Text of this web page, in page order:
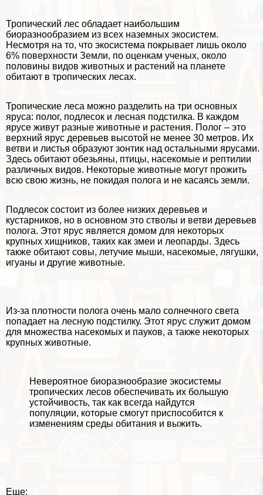
Тропический лес обладает наибольшим
биоразнообразием из всех наземных экосистем.
Несмотря на то, что экосистема покрывает лишь около
6% поверхности Земли, по оценкам ученых, около
половины видов животных и растений на планете
обитают в тропических лесах.
Тропические леса можно разделить на три основных
яруса: полог, подлесок и лесная подстилка. В каждом
ярусе живут разные животные и растения. Полог – это
верхний ярус деревьев высотой не менее 30 метров. Их
ветви и листья образуют зонтик над остальными ярусами.
Здесь обитают обезьяны, птицы, насекомые и рептилии
различных видов. Некоторые животные могут прожить
всю свою жизнь, не покидая полога и не касаясь земли.
Подлесок состоит из более низких деревьев и
кустарников, но в основном это стволы и ветви деревьев
полога. Этот ярус является домом для некоторых
крупных хищников, таких как змеи и леопарды. Здесь
также обитают совы, летучие мыши, насекомые, лягушки,
игуаны и другие животные.
Из-за плотности полога очень мало солнечного света
попадает на лесную подстилку. Этот ярус служит домом
для множества насекомых и пауков, а также некоторых
крупных животные.
Невероятное биоразнообразие экосистемы
тропических лесов обеспечивать их большую
устойчивость, так как всегда найдутся
популяции, которые смогут приспособится к
изменениям среды обитания и выжить.
Еще: